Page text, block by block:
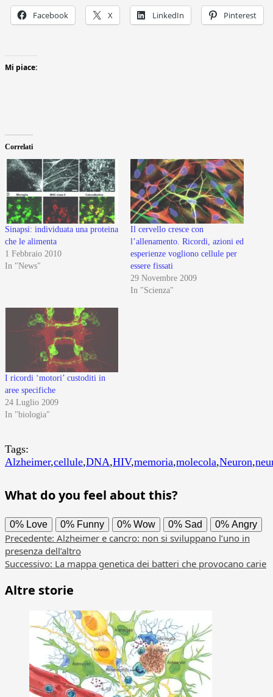
Facebook X LinkedIn Pinterest
Mi piace:
Correlati
Sinapsi: individuata una proteina
che le alimenta
1 Febbraio 2010
In "News"
Il cervello cresce con
l’allenamento. Ricordi, azioni ed
esperienze vogliono cellule per
essere fissati
29 Novembre 2009
In "Scienza"
I ricordi ‘motori’ custoditi in
aree specifiche
24 Luglio 2009
In "biologia"
Tags:
Alzheimer,cellule,DNA,HIV,memoria,molecola,Neuron,
What do you feel about this?
0% Love 0% Funny 0% Wow 0% Sad 0% Angry
Navigazione
articolo
Precedente: Alzheimer e cancro: non si sviluppano l’uno in
presenza dell’altro
Successivo: La mappa genetica dei batteri che provocano carie
Altre storie